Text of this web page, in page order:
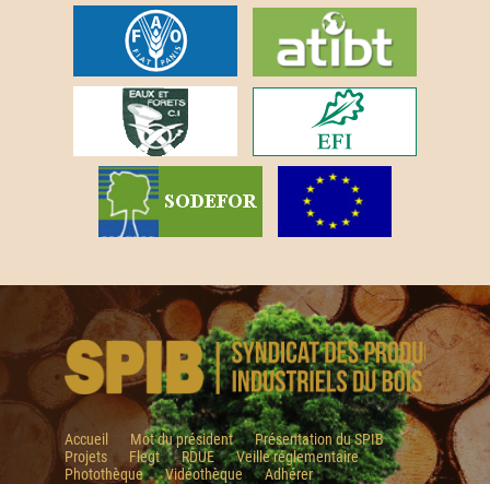
Accueil Mot du président
Présentation du SPIB
Projets
Flegt RDUE
Veille réglementaire
Photothèque
Vidéothèque
Adhérer